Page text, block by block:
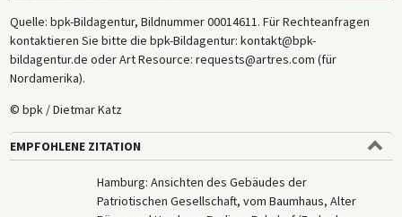
Quelle: bpk-Bildagentur, Bildnummer 00014611. Für Rechteanfragen
kontaktieren Sie bitte die bpk-Bildagentur: kontakt@bpk-
bildagentur.de oder Art Resource: requests@artres.com (für
Nordamerika).
© bpk / Dietmar Katz
EMPFOHLENE ZITATION
Hamburg: Ansichten des Gebäudes der
Patriotischen Gesellschaft, vom Baumhaus, Alter